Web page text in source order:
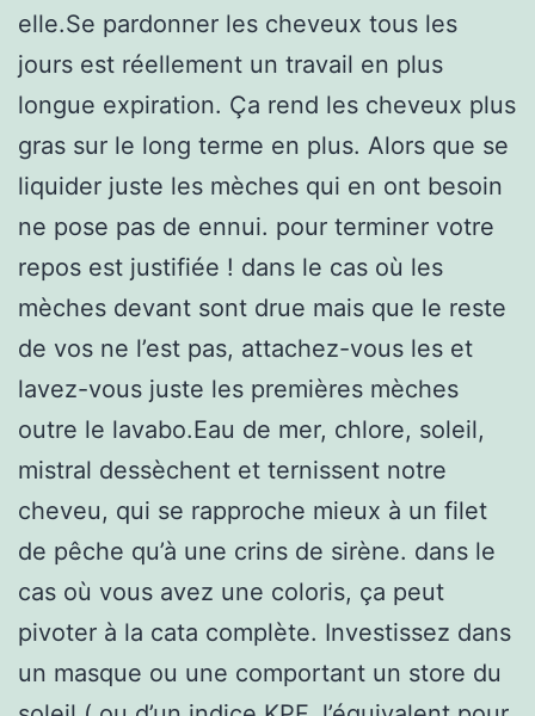
elle.Se pardonner les cheveux tous les
jours est réellement un travail en plus
longue expiration. Ça rend les cheveux plus
gras sur le long terme en plus. Alors que se
liquider juste les mèches qui en ont besoin
ne pose pas de ennui. pour terminer votre
repos est justifiée ! dans le cas où les
mèches devant sont drue mais que le reste
de vos ne l’est pas, attachez-vous les et
lavez-vous juste les premières mèches
outre le lavabo.Eau de mer, chlore, soleil,
mistral dessèchent et ternissent notre
cheveu, qui se rapproche mieux à un filet
de pêche qu’à une crins de sirène. dans le
cas où vous avez une coloris, ça peut
pivoter à la cata complète. Investissez dans
un masque ou une comportant un store du